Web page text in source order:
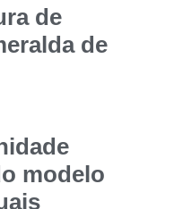
de
de
modelo